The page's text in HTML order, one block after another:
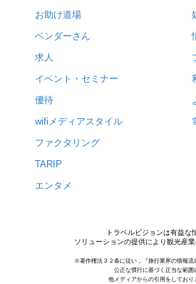
お助け道場
ベンダーさん
求人
イベント・セミナー
優待
wifiメディアスタイル
ファクタリング
TARIP
エンタメ
トラベルビジョンは有益な
ソリューションの提供により観光産業
※著作権法３２条に従い，『旅行業界の情報流
公正な慣行に基づく正当な範囲
他メディアからの引用をしており